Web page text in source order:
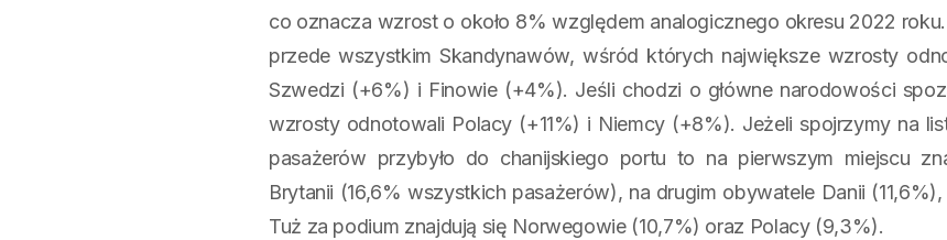
co oznacza wzrost o około 8% względem analogicznego okresu 2022
przede wszystkim Skandynawów, wśród których największe wzrosty
Szwedzi (+6%) i Finowie (+4%). Jeśli chodzi o główne narodowości
wzrosty odnotowali Polacy (+11%) i Niemcy (+8%). Jeżeli spojrzymy na
pasażerów przybyło do chanijskiego portu to na pierwszym miejscu
Brytanii (16,6% wszystkich pasażerów), na drugim obywatele Danii
Tuż za podium znajdują się Norwegowie (10,7%) oraz Polacy (9,3%).